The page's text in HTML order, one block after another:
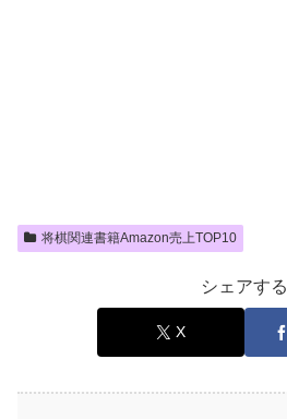
将棋関連書籍Amazon売上TOP10
シェアする
X